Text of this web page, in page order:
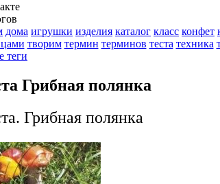
дома игрушки изделия каталог класс конфет
творим термин терминов теста техника
теги
Грибная полянка
Грибная полянка